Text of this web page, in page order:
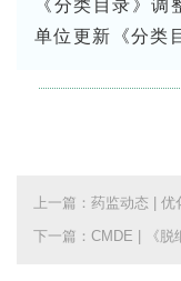
《分类目录》
单位更新《分类